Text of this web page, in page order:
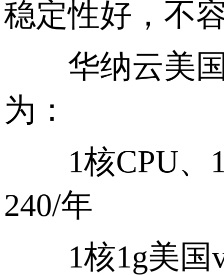
稳定性好，不
华纳云美国
为：
1核CPU、
240/年
1核1g美国